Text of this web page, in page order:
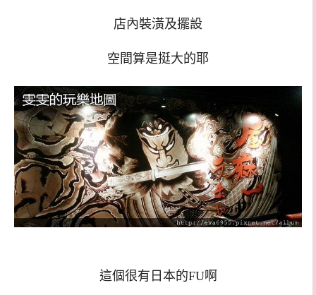
店內裝潢及擺設
空間算是挺大的耶
這個很有日本的FU啊